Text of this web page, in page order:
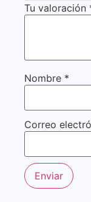
Tu valoración
Nombre *
Correo